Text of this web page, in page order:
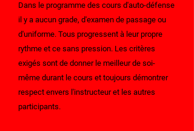
Dans le programme des cours d'auto-défense
il y a aucun grade, d'examen de passage ou
d'uniforme. Tous progressent à leur propre
rythme et ce sans pression. Les critères
exigés sont de donner le meilleur de soi-
même durant le cours et toujours démontrer
respect envers l'instructeur et les autres
participants.